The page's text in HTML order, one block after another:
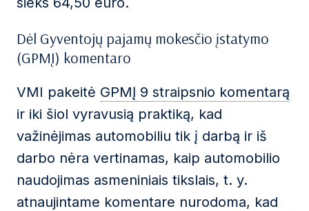
Dėl Gyventojų pajamų mokesčio įstatymo
(GPMĮ) komentaro
VMI pakeitė GPMĮ 9 straipsnio komentarą
ir iki šiol vyravusią praktiką, kad
važinėjimas automobiliu tik į darbą ir iš
darbo nėra vertinamas, kaip automobilio
naudojimas asmeniniais tikslais, t. y.
atnaujintame komentare nurodoma, kad